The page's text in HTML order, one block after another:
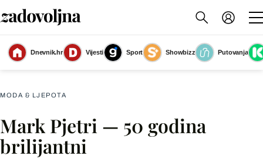
Dnevnik.hr Vijesti Sport Showbizz
Putovanja
(Foto: PR)
MODA & LJEPOTA
Mark Pjetri — 50 godina
brilijantni
Facebook